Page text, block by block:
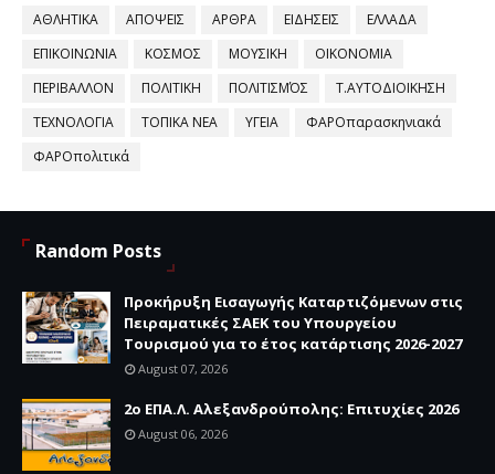
ΑΘΛΗΤΙΚΑ ΑΠΟΨΕΙΣ ΑΡΘΡΑ ΕΙΔΗΣΕΙΣ
ΕΛΛΑΔΑ
ΕΠΙΚΟΙΝΩΝΙΑ
ΚΟΣΜΟΣ ΜΟΥΣΙΚΗ
ΟΙΚΟΝΟΜΙΑ
ΠΕΡΙΒΑΛΛΟΝ
ΠΟΛΙΤΙΚΗ ΠΟΛΙΤΙΣΜΌΣ
Τ.ΑΥΤΟΔΙΟΙΚΗΣΗ
ΤΕΧΝΟΛΟΓΙΑ
ΤΟΠΙΚΑ ΝΕΑ ΥΓΕΙΑ
ΦΑΡΟπαρασκηνιακά
ΦΑΡΟπολιτικά
Random Posts
Προκήρυξη Εισαγωγής Καταρτιζόμενων στις
Πειραματικές ΣΑΕΚ του Υπουργείου
Τουρισμού για το έτος κατάρτισης 2026-2027
August 07, 2026
2ο ΕΠΑ.Λ. Αλεξανδρούπολης: Επιτυχίες 2026
August 06, 2026